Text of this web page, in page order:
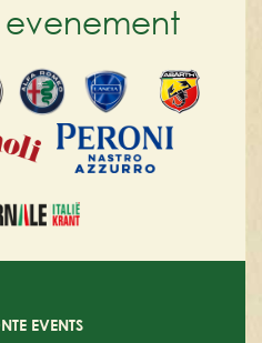
evenement
EVENTS